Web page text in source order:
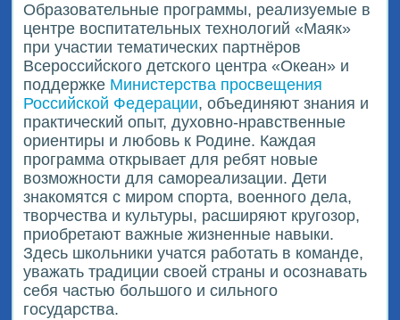
Образовательные программы, реализуемые в
центре воспитательных технологий «Маяк»
при участии тематических партнёров
Всероссийского детского центра «Океан» и
поддержке Министерства просвещения
Российской Федерации, объединяют знания и
практический опыт, духовно-нравственные
ориентиры и любовь к Родине. Каждая
программа открывает для ребят новые
возможности для самореализации. Дети
знакомятся с миром спорта, военного дела,
творчества и культуры, расширяют кругозор,
приобретают важные жизненные навыки.
Здесь школьники учатся работать в команде,
уважать традиции своей страны и осознавать
себя частью большого и сильного
государства.